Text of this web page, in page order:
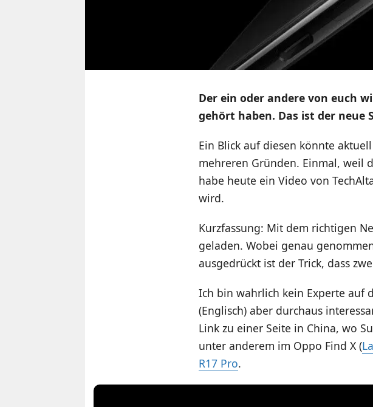
Der ein oder andere von euch
gehört haben. Das ist der neue
Ein Blick auf diesen könnte
mehreren Gründen. Einmal, weil
habe heute ein Video von
wird.
Kurzfassung: Mit dem richtigen
geladen. Wobei genau
ausgedrückt ist der Trick, dass
Ich bin wahrlich kein Experte auf
(Englisch) aber durchaus
Link zu einer Seite in China, wo
unter anderem im Oppo Find X (
R17 Pro.